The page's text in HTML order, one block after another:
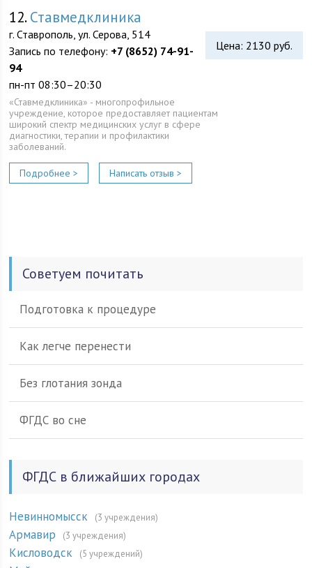
12.Ставмедклиника
Цена: 2130 руб.
г. Ставрополь, ул. Серова, 514
Запись по телефону: +7 (8652) 74-91-
94
пн-пт 08:30–20:30
«Ставмедклиника» - многопрофильное
учреждение, которое предоставляет пациентам
широкий спектр медицинских услуг в сфере
диагностики, терапии и профилактики
заболеваний.
Подробнее > Написать отзыв >
Советуем почитать
Подготовка к процедуре
Как легче перенести
Без глотания зонда
ФГДС во сне
ФГДС в ближайших городах
Невинномысск (3 учреждения)
Армавир (3 учреждения)
Кисловодск (5 учреждений)